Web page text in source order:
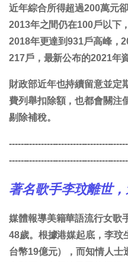
近年綜合所得超過200萬元
2013年之間仍在100戶以下
2018年更達到931戶高峰，
217戶，最新公布的2021年
財政部近年也持續留意並定
費列舉扣除額，也都會關注
剔除補稅。
著名歌手李玟離世
媒體報導美籍華語流行女歌
48歲。根據港媒起底，李玟
台幣19億元），而知情人士